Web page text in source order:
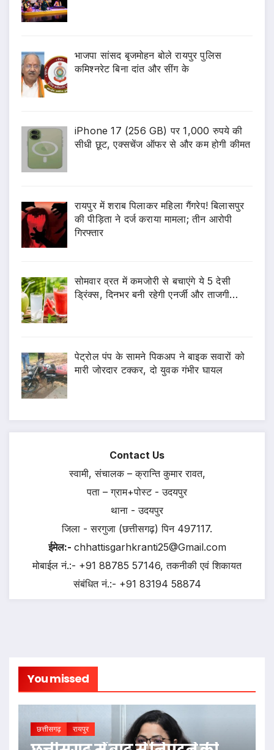
भाजपा सांसद बृजमोहन बोले रायपुर पुलिस
कमिश्नरेट बिना दांत और सींग के
iPhone 17 (256 GB) पर 1,000 रुपये की
सीधी छूट, एक्सचेंज ऑफर से और कम होगी कीमत
रायपुर में शराब पिलाकर महिला गैंगरेप! बिलासपुर
की पीड़िता ने दर्ज कराया मामला; तीन आरोपी
गिरफ्तार
सोमवार व्रत में कमजोरी से बचाएंगे ये 5 देसी
ड्रिंक्स, दिनभर बनी रहेगी एनर्जी और ताजगी…
पेट्रोल पंप के सामने पिकअप ने बाइक सवारों को
मारी जोरदार टक्कर, दो युवक गंभीर घायल
Contact Us
स्वामी, संचालक – क्रान्ति कुमार रावत,
पता – ग्राम+पोस्ट - उदयपुर
थाना - उदयपुर
जिला - सरगुजा (छत्तीसगढ़) पिन 497117.
ईमेल:- chhattisgarhkranti25@Gmail.com
मोबाईल नं.:- +91 88785 57146, तकनीकी एवं शिकायत
संबंधित नं.:- +91 83194 58874
You missed
छत्तीसगढ़ रायपुर